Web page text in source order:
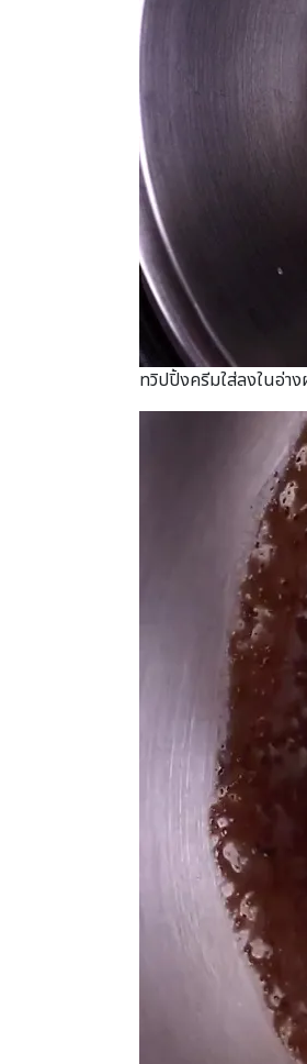
ทวิปปิ้งครีมใส่ลงในอ่า